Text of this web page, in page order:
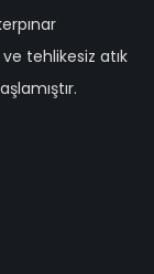
tehlikesiz atık